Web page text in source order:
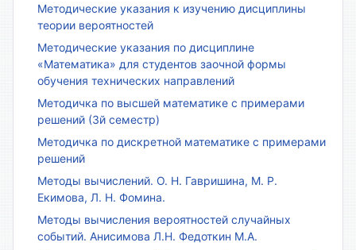
Методические указания к изучению дисциплины
теории вероятностей
Методические указания по дисциплине
«Математика» для студентов заочной формы
обучения технических направлений
Методичка по высшей математике с примерами
решений (3й семестр)
Методичка по дискретной математике с примерами
решений
Методы вычислений. О. Н. Гавришина, М. Р.
Екимова, Л. Н. Фомина.
Методы вычисления вероятностей случайных
событий. Анисимова Л.Н. Федоткин М.А.